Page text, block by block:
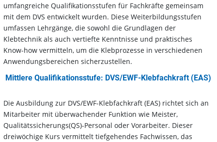
umfangreiche Qualifikationsstufen für Fachkräfte gemeinsam
mit dem DVS entwickelt wurden. Diese Weiterbildungsstufen
umfassen Lehrgänge, die sowohl die Grundlagen der
Klebtechnik als auch vertiefte Kenntnisse und praktisches
Know-how vermitteln, um die Klebprozesse in verschiedenen
Anwendungsbereichen sicherzustellen.
Mittlere Qualifikationsstufe: DVS/EWF-Klebfachkraft (EAS)
Die Ausbildung zur DVS/EWF-Klebfachkraft (EAS) richtet sich an
Mitarbeiter mit überwachender Funktion wie Meister,
Qualitätssicherungs(QS)-Personal oder Vorarbeiter. Dieser
dreiwöchige Kurs vermittelt tiefgehendes Fachwissen, das